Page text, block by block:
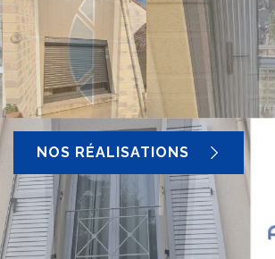
NOS RÉALISATIONS